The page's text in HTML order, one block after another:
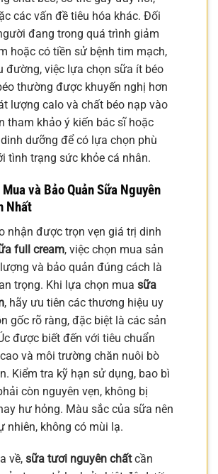
các vấn đề tiêu hóa khác. Đối
đang trong quá trình giảm
hoặc có tiền sử bệnh tim mạch,
đường, việc lựa chọn sữa ít béo
thường được khuyến nghị hơn
lượng calo và chất béo nạp vào
tham khảo ý kiến bác sĩ hoặc
dưỡng để có lựa chọn phù
tình trạng sức khỏe cá nhân.
và Bảo Quản Sữa Nguyên
Nhất
nhận được trọn vẹn giá trị dinh
full cream, việc chọn mua sản
và bảo quản đúng cách là
trọng. Khi lựa chọn mua sữa
, hãy ưu tiên các thương hiệu uy
gốc rõ ràng, đặc biệt là các sản
được biết đến với tiêu chuẩn
và môi trường chăn nuôi bò
Kiểm tra kỹ hạn sử dụng, bao bì
còn nguyên vẹn, không bị
hư hỏng. Màu sắc của sữa nên
nhiên, không có mùi lạ.
về, sữa tươi nguyên chấtcần